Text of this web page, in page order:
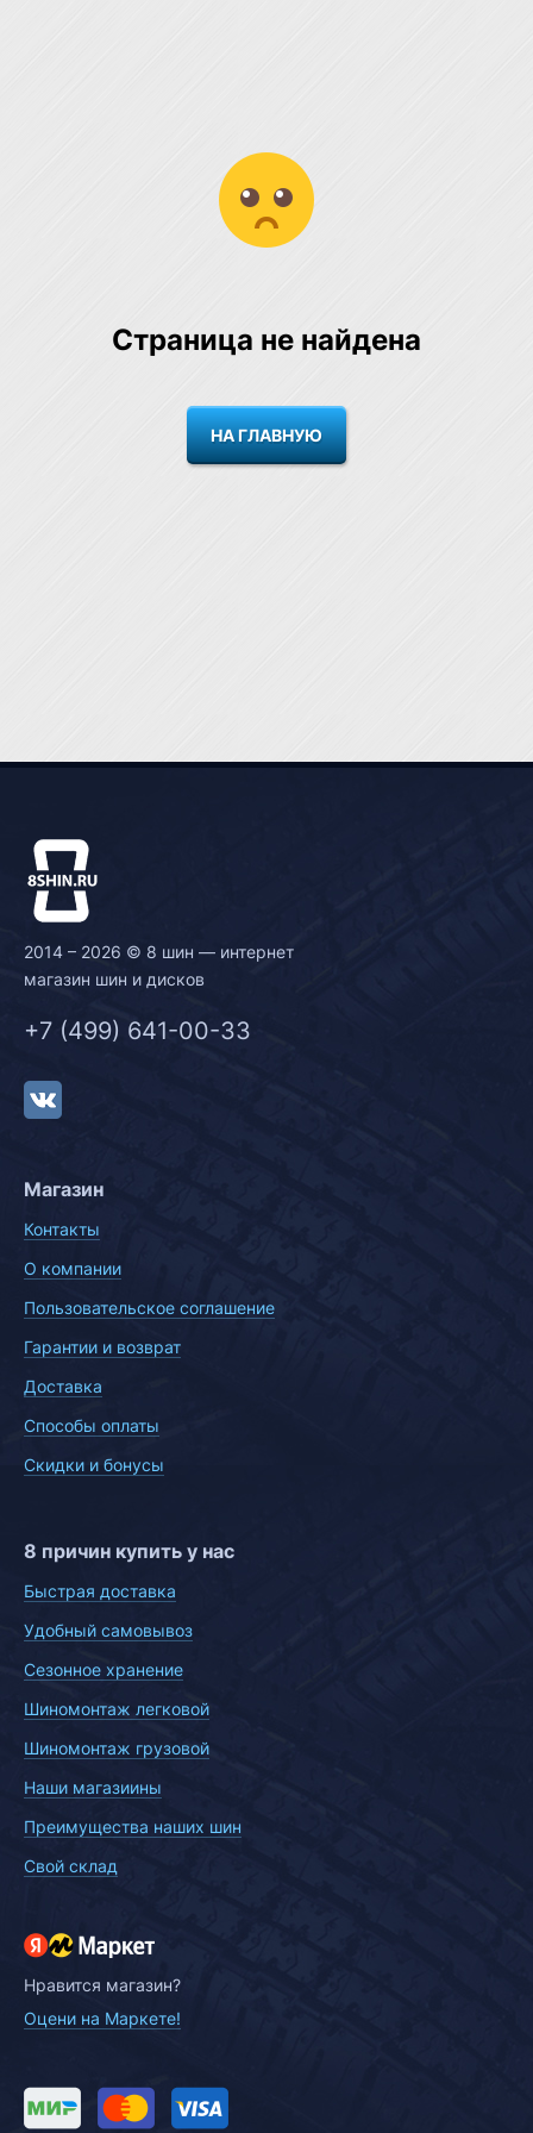
Страница не найдена
НА ГЛАВНУЮ
2014 – 2026 © 8 шин — интернет
магазин шин и дисков
+7 (499) 641-00-33
Магазин
Контакты
О компании
Пользовательское соглашение
Гарантии и возврат
Доставка
Способы оплаты
Скидки и бонусы
8 причин купить у нас
Быстрая доставка
Удобный самовывоз
Сезонное хранение
Шиномонтаж легковой
Шиномонтаж грузовой
Наши магазиины
Преимущества наших шин
Свой склад
Нравится магазин?
Оцени на Маркете!